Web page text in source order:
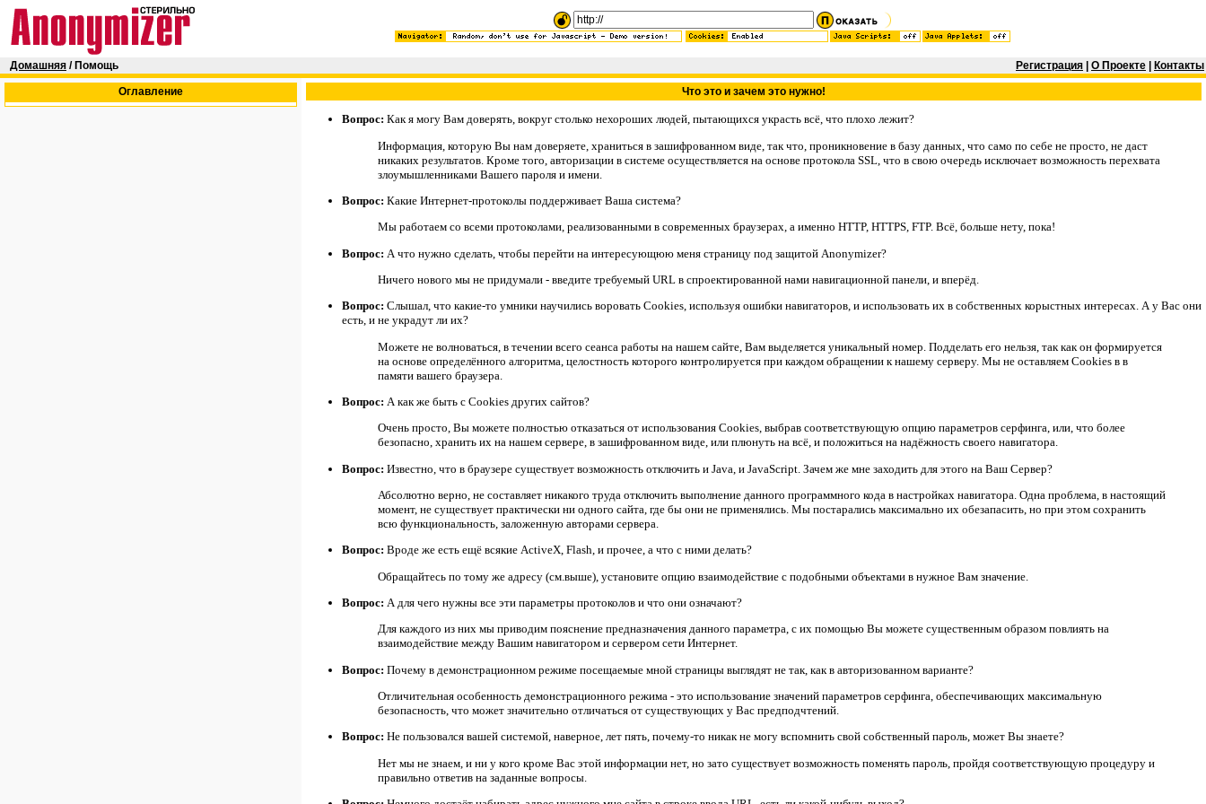
Домашняя / Помощь Регистрация О Проекте Контакты
Оглавление Что это и зачем это нужно!
Вопрос: Как я могу Вам доверять, вокруг столько нехороших людей, пытающихся украсть всё, что плохо лежит?
Информация, которую Вы нам доверяете, храниться в зашифрованном виде, так что, проникновение в базу данных, что само по себе не просто, не даст
никаких результатов. Кроме того, авторизации в системе осуществляется на основе протокола SSL, что в свою очередь исключает возможность перехвата
злоумышленниками Вашего пароля и имени.
Вопрос: Какие Интернет-протоколы поддерживает Ваша система?
Мы работаем со всеми протоколами, реализованными в современных браузерах, а именно HTTP, HTTPS, FTP. Всё, больше нету, пока!
Вопрос: А что нужно сделать, чтобы перейти на интересующюю меня страницу под защитой Anonymizer?
Ничего нового мы не придумали - введите требуемый URL в спроектированной нами навигационной панели, и вперёд.
Вопрос: Слышал, что какие-то умники научились воровать Cookies, используя ошибки навигаторов, и использовать их в собственных корыстных интересах. А у Вас они
есть, и не украдут ли их?
Можете не волноваться, в течении всего сеанса работы на нашем сайте, Вам выделяется уникальный номер. Подделать его нельзя, так как он формируется
на основе определённого алгоритма, целостность которого контролируется при каждом обращении к нашему серверу. Мы не оставляем Cookies в в
памяти вашего браузера.
Вопрос: А как же быть с Cookies других сайтов?
Очень просто, Вы можете полностью отказаться от использования Cookies, выбрав соответствующую опцию параметров серфинга, или, что более
безопасно, хранить их на нашем сервере, в зашифрованном виде, или плюнуть на всё, и положиться на надёжность своего навигатора.
Вопрос: Известно, что в браузере существует возможность отключить и Java, и JavaScript. Зачем же мне заходить для этого на Ваш Сервер?
Абсолютно верно, не составляет никакого труда отключить выполнение данного программного кода в настройках навигатора. Одна проблема, в настоящий
момент, не существует практически ни одного сайта, где бы они не применялись. Мы постарались максимально их обезапасить, но при этом сохранить
всю функциональность, заложенную авторами сервера.
Вопрос: Вроде же есть ещё всякие ActiveX, Flash, и прочее, а что с ними делать?
Обращайтесь по тому же адресу (см.выше), установите опцию взаимодействие с подобными объектами в нужное Вам значение.
Вопрос: А для чего нужны все эти параметры протоколов и что они означают?
Для каждого из них мы приводим пояснение предназначения данного параметра, с их помощью Вы можете существенным образом повлиять на
взаимодействие между Вашим навигатором и сервером сети Интернет.
Вопрос: Почему в демонстрационном режиме посещаемые мной страницы выглядят не так, как в авторизованном варианте?
Отличительная особенность демонстрационного режима - это использование значений параметров серфинга, обеспечивающих максимальную
безопасность, что может значительно отличаться от существующих у Вас предподчтений.
Вопрос: Не пользовался вашей системой, наверное, лет пять, почему-то никак не могу вспомнить свой собственный пароль, может Вы знаете?
Нет мы не знаем, и ни у кого кроме Вас этой информации нет, но зато существует возможность поменять пароль, пройдя соответствующую процедуру и
правильно ответив на заданные вопросы.